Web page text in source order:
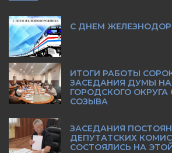
С ДНЕМ
ИТОГИ РАБОТЫ
ЗАСЕДАНИЯ ДУМЫ
ГОРОДСКОГО
СОЗЫВА
ЗАСЕДАНИЯ
ДЕПУТАТСКИХ
СОСТОЯЛИСЬ НА